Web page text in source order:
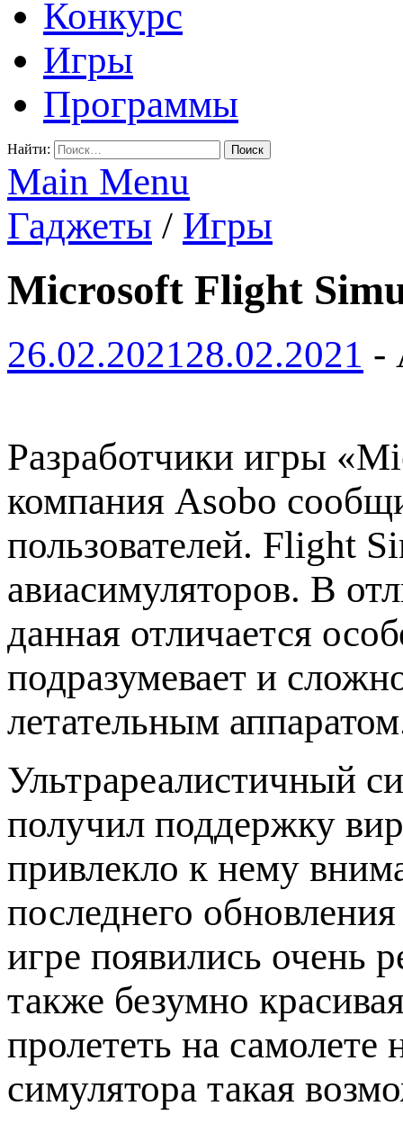
Конкурс
Игры
Программы
Найти:
Main Menu
Гаджеты / Игры
Microsoft Flight
26.02.202128.02.2021 -
Разработчики игры
компания Asobo
пользователей. Flight
авиасимуляторов. В
данная отличается
подразумевает и
летательным
Ультрареалистичный
получил поддержку
привлекло к нему
последнего
игре появились очень
также безумно
пролететь на самолете
симулятора такая